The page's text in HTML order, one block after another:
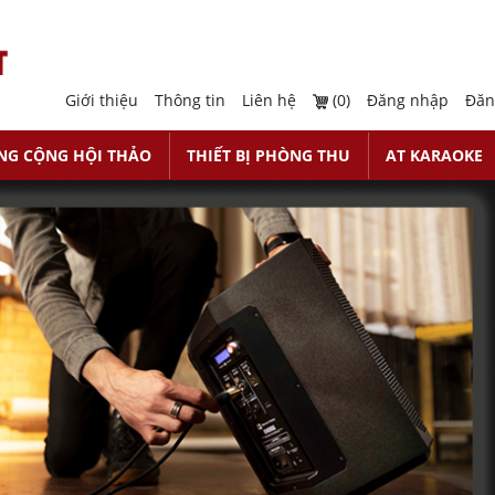
Giới thiệu Thông tin Liên hệ (0) Đăng nhập
CỘNG HỘI THẢO THIẾT BỊ PHÒNG THU AT KARAOKE